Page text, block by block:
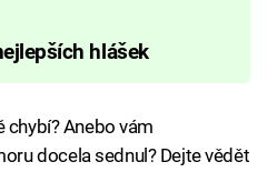
hlášek
chybí? Anebo vám
docela sednul? Dejte vědět